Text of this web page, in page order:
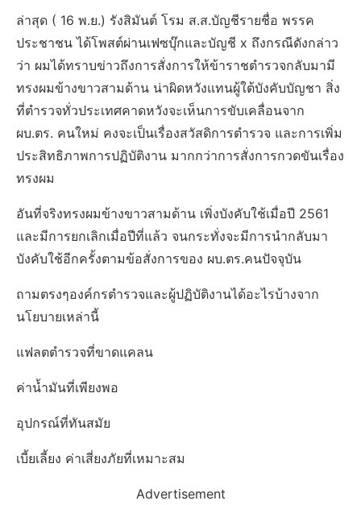
ล่าสุด ( 16 พ.ย.) รังสิมันต์ โรม ส.ส.บัญชีรายชื่อ พรรค
ประชาชน ได้โพสต์ผ่านเฟซบุ๊กและบัญชี x ถึงกรณีดังกล่าว
ว่า ผมได้ทราบข่าวถึงการสั่งการให้ข้าราชตำรวจกลับมามี
ทรงผมข้างขาวสามด้าน น่าผิดหวังแทนผู้ใต้บังคับบัญชา สิ่ง
ที่ตำรวจทั่วประเทศคาดหวังจะเห็นการขับเคลื่อนจาก
ผบ.ตร. คนใหม่ คงจะเป็นเรื่องสวัสดิการตำรวจ และการเพิ่ม
ประสิทธิภาพการปฏิบัติงาน มากกว่าการสั่งการกวดขันเรื่อง
ทรงผม
อันที่จริงทรงผมข้างขาวสามด้าน เพิ่งบังคับใช้เมื่อปี 2561
และมีการยกเลิกเมื่อปีที่แล้ว จนกระทั่งจะมีการนำกลับมา
บังคับใช้อีกครั้งตามข้อสั่งการของ ผบ.ตร.คนปัจจุบัน
ถามตรงๆองค์กรตำรวจและผู้ปฏิบัติงานได้อะไรบ้างจาก
นโยบายเหล่านี้
แฟลตตำรวจที่ขาดแคลน
ค่าน้ำมันที่เพียงพอ
อุปกรณ์ที่ทันสมัย
เบี้ยเลี้ยง ค่าเสี่ยงภัยที่เหมาะสม
Advertisement